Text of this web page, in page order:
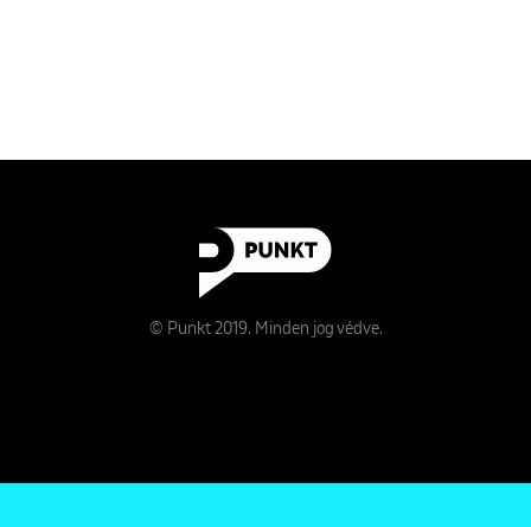
© Punkt 2019. Minden jog védve.